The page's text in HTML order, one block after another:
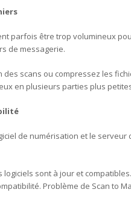
parfois être trop volumineux
de messagerie.
des scans ou compressez les
en plusieurs parties plus
de numérisation et le
sont à jour et
Problème de Scan to